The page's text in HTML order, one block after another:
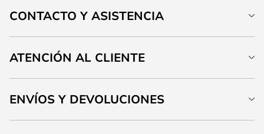
CONTACTO Y ASISTENCIA
ATENCIÓN AL CLIENTE
ENVÍOS Y DEVOLUCIONES